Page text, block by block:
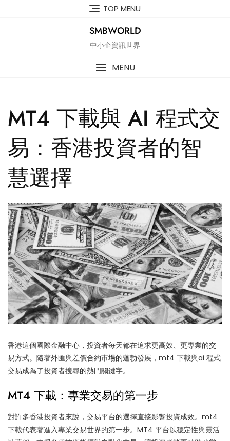
TOP MENU
SMBWORLD
中小企資訊世界
MENU
MT4 下載與 AI 程式交
易：香港投資者的智
慧選擇
香港這個國際金融中心，投資者每天都在追求更高效、更專業的交
易方式。隨著外匯與差價合約市場的蓬勃發展，mt4 下載與ai 程式
交易成為了投資者搜尋的熱門關鍵字。
MT4 下載：專業交易的第一步
對許多香港投資者來說，交易平台的選擇直接影響投資成效。mt4
下載代表著進入專業交易世界的第一步。MT4 平台以穩定性與靈活